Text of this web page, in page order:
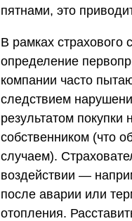
пятнами, это
В рамках страхового
определение
компании часто
следствием
результатом
собственником (что
случаем).
воздействии —
после аварии или
отопления.